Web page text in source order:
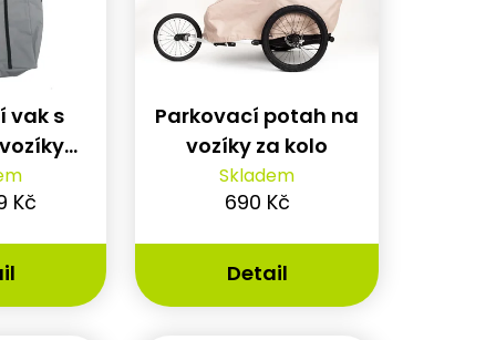
vak s
Kč
Parkovací potah na
vozíky za kolo
Skladem
690 Kč
Detail